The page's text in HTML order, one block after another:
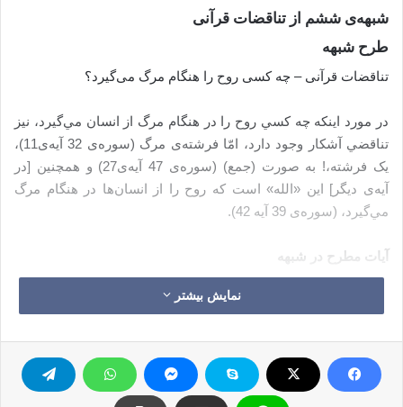
شبهه‌ی ششم از تناقضات قرآنی
طرح شبهه
تناقضات قرآنی – چه کسی روح را هنگام مرگ می‌گیرد؟
در مورد اينكه چه كسي روح را در هنگام مرگ از انسان مي‌گيرد، نيز
تناقضي آشكار وجود دارد، امّا فرشته‌ی مرگ (سوره‌ی 32 آيه‌ی11‌)،
یک فرشته،! به صورت (جمع) (سوره‌ی 47 آيه‌ی27) و همچنين [در
آیه‌ی دیگر] اين «الله» است كه روح را از انسان‌ها در هنگام مرگ
مي‌گيرد، (سوره‌ی 39 آيه 42).
آیات مطرح در شبهه
1- «قُلْ يَتَوَفَّاكُم مَّلَكُ الْمَوْتِ الَّذِي وُكِّلَ بِكُمْ ثُمَّ إِلَى رَبِّكُمْ تُرْجَعُونَ» ‏
« بگو : فرشته مرگ كه بر شما گماشته شده است، به سراغتان
مي‌آيد و جان شما را مي‌گيرد، سپس به سوي پروردگارتان بازگردانده
نمایش بیشتر